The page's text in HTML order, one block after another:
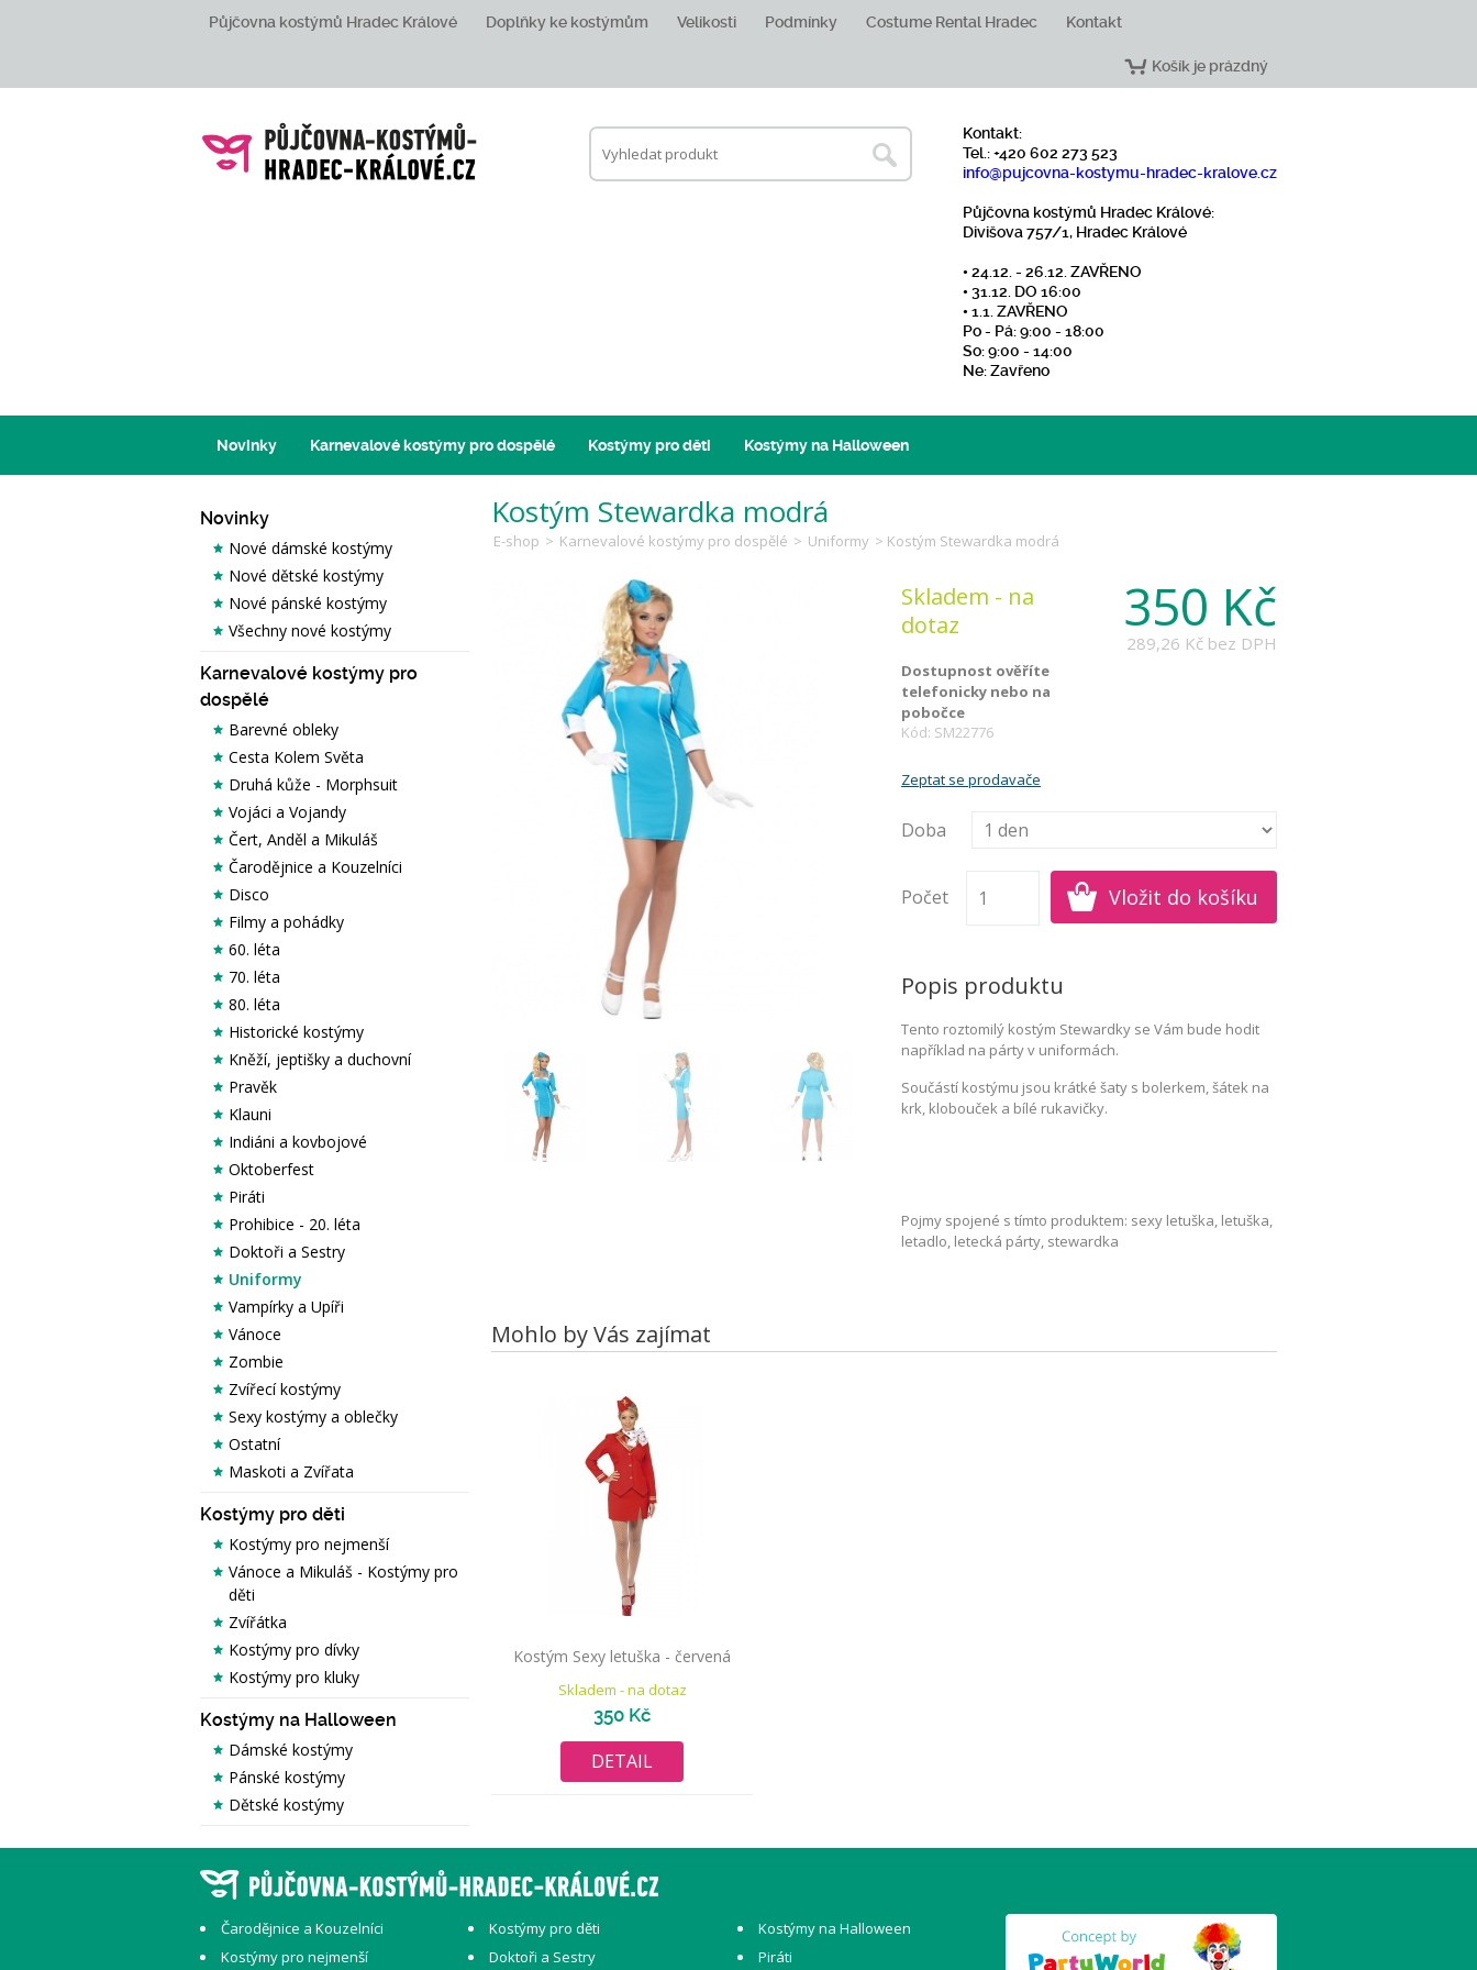
Půjčovna kostýmů Hradec Králové Doplňky ke kostýmům Velikosti Podmínky Costume Rental Hradec Kontakt
Košík je prázdný
Kontakt:
Tel.: +420 602 273 523
info@pujcovna-kostymu-hradec-kralove.cz
Půjčovna kostýmů Hradec Králové:
Divišova 757/1, Hradec Králové
• 24.12. - 26.12. ZAVŘENO
• 31.12. DO 16:00
• 1.1. ZAVŘENO
Po - Pá: 9:00 - 18:00
So: 9:00 - 14:00
Ne: Zavřeno
Novinky Karnevalové kostýmy pro dospělé Kostýmy pro děti Kostýmy na Halloween
Novinky
Nové dámské kostýmy
Nové dětské kostýmy
Nové pánské kostýmy
Všechny nové kostýmy
Karnevalové kostýmy pro
dospělé
Barevné obleky
Cesta Kolem Světa
Druhá kůže - Morphsuit
Vojáci a Vojandy
Čert, Anděl a Mikuláš
Čarodějnice a Kouzelníci
Disco
Filmy a pohádky
60. léta
70. léta
80. léta
Historické kostýmy
Kněží, jeptišky a duchovní
Pravěk
Klauni
Indiáni a kovbojové
Oktoberfest
Piráti
Prohibice - 20. léta
Doktoři a Sestry
Uniformy
Vampírky a Upíři
Vánoce
Zombie
Zvířecí kostýmy
Sexy kostýmy a oblečky
Ostatní
Maskoti a Zvířata
Kostýmy pro děti
Kostýmy pro nejmenší
Vánoce a Mikuláš - Kostýmy pro
děti
Zvířátka
Kostýmy pro dívky
Kostýmy pro kluky
Kostýmy na Halloween
Dámské kostýmy
Pánské kostýmy
Dětské kostýmy
Kostým Stewardka modrá
E-shop > Karnevalové kostýmy pro dospělé > Uniformy > Kostým Stewardka modrá
350 Kč
289,26 Kč bez DPH
Skladem - na
dotaz
Dostupnost ověříte
telefonicky nebo na
pobočce
Kód: SM22776
Zeptat se prodavače
Doba
Počet
Popis produktu
Tento roztomilý kostým Stewardky se Vám bude hodit
například na párty v uniformách.
Součástí kostýmu jsou krátké šaty s bolerkem, šátek na
krk, klobouček a bílé rukavičky.
Pojmy spojené s tímto produktem: sexy letuška, letuška,
letadlo, letecká párty, stewardka
Mohlo by Vás zajímat
Kostým Sexy letuška - červená
Skladem - na dotaz
350 Kč
DETAIL
Čarodějnice a Kouzelníci Kostýmy pro děti
Kostýmy na Halloween
Kostýmy pro nejmenší
Doktoři a Sestry Piráti